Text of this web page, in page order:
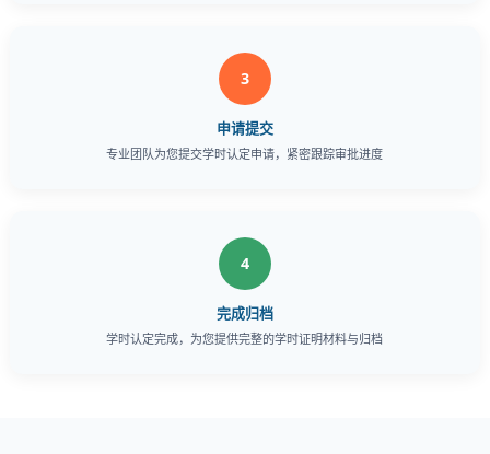
3
申请提交
专业团队为您提交学时认定申请，紧密跟踪审批进度
4
完成归档
学时认定完成，为您提供完整的学时证明材料与归档